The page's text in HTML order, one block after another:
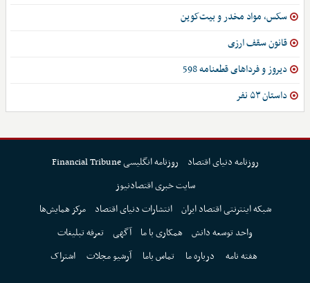
سکس، مواد مخدر و بیت‌کوین
قانون سقف ارزی
دیروز و فرداهای قطعنامه 598
داستان ۵۳ نفر
روزنامه دنیای اقتصاد
روزنامه انگلیسی Financial Tribune
سایت خبری اقتصادنیوز
شبکه اینترنتی اقتصاد ایران انتشارات دنیای اقتصاد
مرکز همایش‌ها
واحد توسعه دانش همکاری با ما آگهی تعرفه تبلیغات
هفته نامه
درباره ما تماس باما آرشیو مجلات اشتراک